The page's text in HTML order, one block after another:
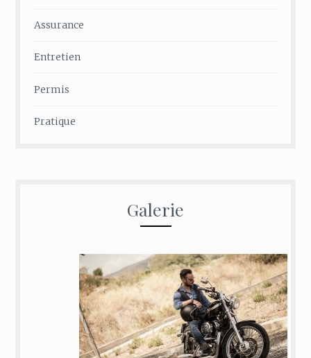
Assurance
Entretien
Permis
Pratique
Galerie